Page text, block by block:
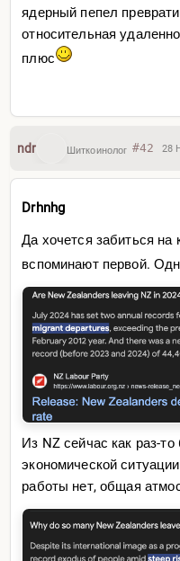
ядерный пепел
относительная
плюс
ndr Шиткоинолог #42 28
Drhnhg
Да хочется забиться на
вспоминают первой.
Из NZ сейчас как раз-то
экономической
работы нет, общая